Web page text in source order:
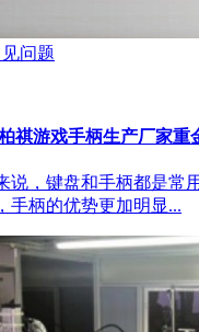
问题
祺游戏手柄生产厂家
说，键盘和手柄都是常
手柄的优势更加明显...